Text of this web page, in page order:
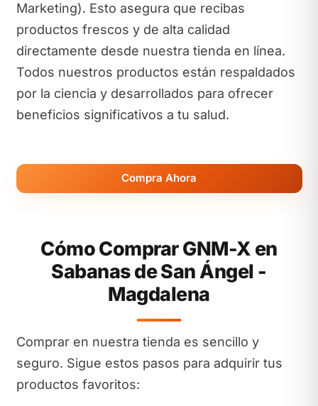
Marketing). Esto asegura que recibas
productos frescos y de alta calidad
directamente desde nuestra tienda en línea.
Todos nuestros productos están respaldados
por la ciencia y desarrollados para ofrecer
beneficios significativos a tu salud.
Compra Ahora
Cómo Comprar GNM-X en
Sabanas de San Ángel -
Magdalena
Comprar en nuestra tienda es sencillo y
seguro. Sigue estos pasos para adquirir tus
productos favoritos: